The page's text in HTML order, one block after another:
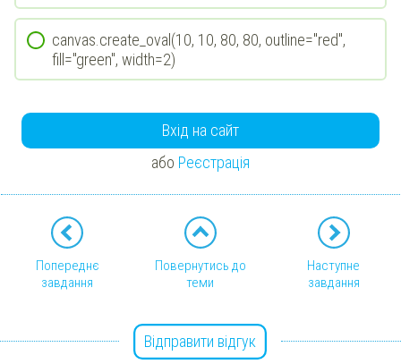
canvas.create_oval(10, 10, 80, 80, outline="red",
fill="green", width=2)
Вхід на сайт
або Реєстрація
Попереднє
завдання
Повернутись до
теми
Наступне
завдання
Відправити відгук